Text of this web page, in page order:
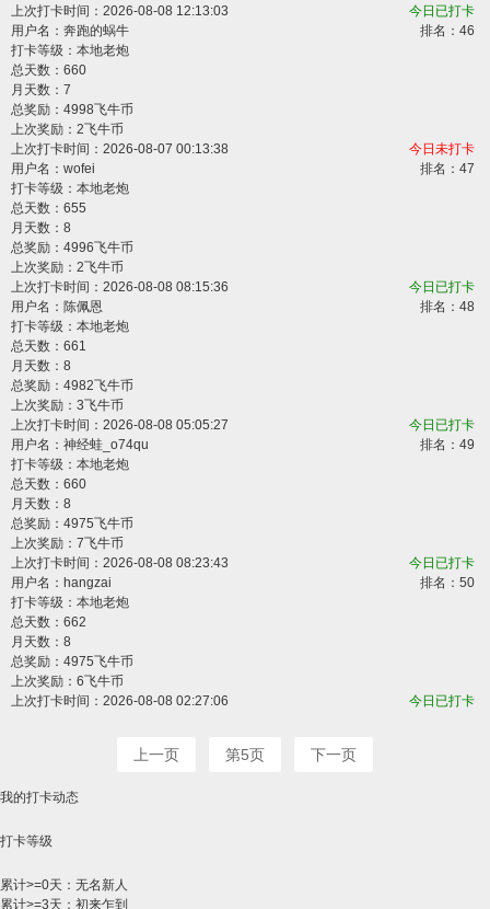
上次打卡时间：2026-08-08 12:13:03
今日已打卡
用户名： 奔跑的蜗牛
排名：46
打卡等级：本地老炮
总天数：660
月天数：7
总奖励：4998飞牛币
上次奖励：2飞牛币
上次打卡时间：2026-08-07 00:13:38
今日未打卡
用户名： wofei
排名：47
打卡等级：本地老炮
总天数：655
月天数：8
总奖励：4996飞牛币
上次奖励：2飞牛币
上次打卡时间：2026-08-08 08:15:36
今日已打卡
用户名： 陈佩恩
排名：48
打卡等级：本地老炮
总天数：661
月天数：8
总奖励：4982飞牛币
上次奖励：3飞牛币
上次打卡时间：2026-08-08 05:05:27
今日已打卡
用户名： 神经蛙_o74qu
排名：49
打卡等级：本地老炮
总天数：660
月天数：8
总奖励：4975飞牛币
上次奖励：7飞牛币
上次打卡时间：2026-08-08 08:23:43
今日已打卡
用户名： hangzai
排名：50
打卡等级：本地老炮
总天数：662
月天数：8
总奖励：4975飞牛币
上次奖励：6飞牛币
上次打卡时间：2026-08-08 02:27:06
今日已打卡
上一页 第5页 下一页
我的打卡动态
打卡等级
累计>=0天：无名新人
累计>=3天：初来乍到